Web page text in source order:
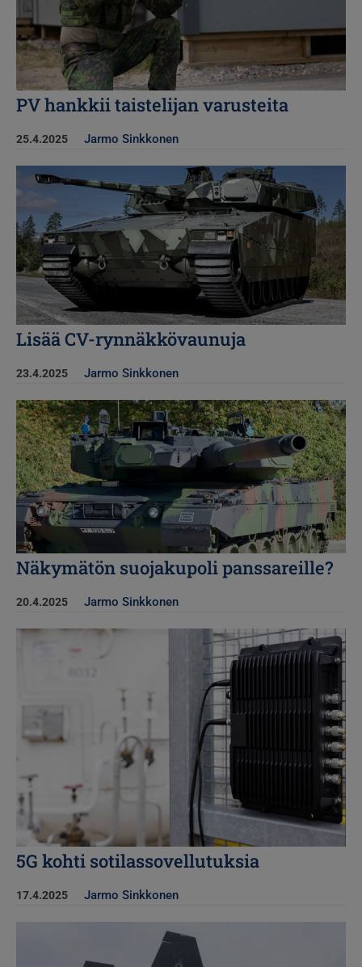
PV hankkii taistelijan varusteita
25.4.2025 Jarmo Sinkkonen
Kuva
Lisää CV-rynnäkkövaunuja
23.4.2025 Jarmo Sinkkonen
Kuva
Näkymätön suojakupoli panssareille?
20.4.2025 Jarmo Sinkkonen
Kuva
5G kohti sotilassovellutuksia
17.4.2025 Jarmo Sinkkonen